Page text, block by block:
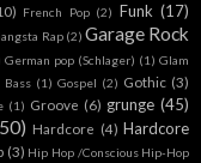
French Pop (2) Funk (17)
Rap (2) Garage Rock
German pop (Schlager) (1) Glam
Bass (1) Gospel (2) Gothic (3)
(1) Groove (6) grunge (45)
Hardcore (4) Hardcore
(3) Hip Hop /Conscious Hip-Hop